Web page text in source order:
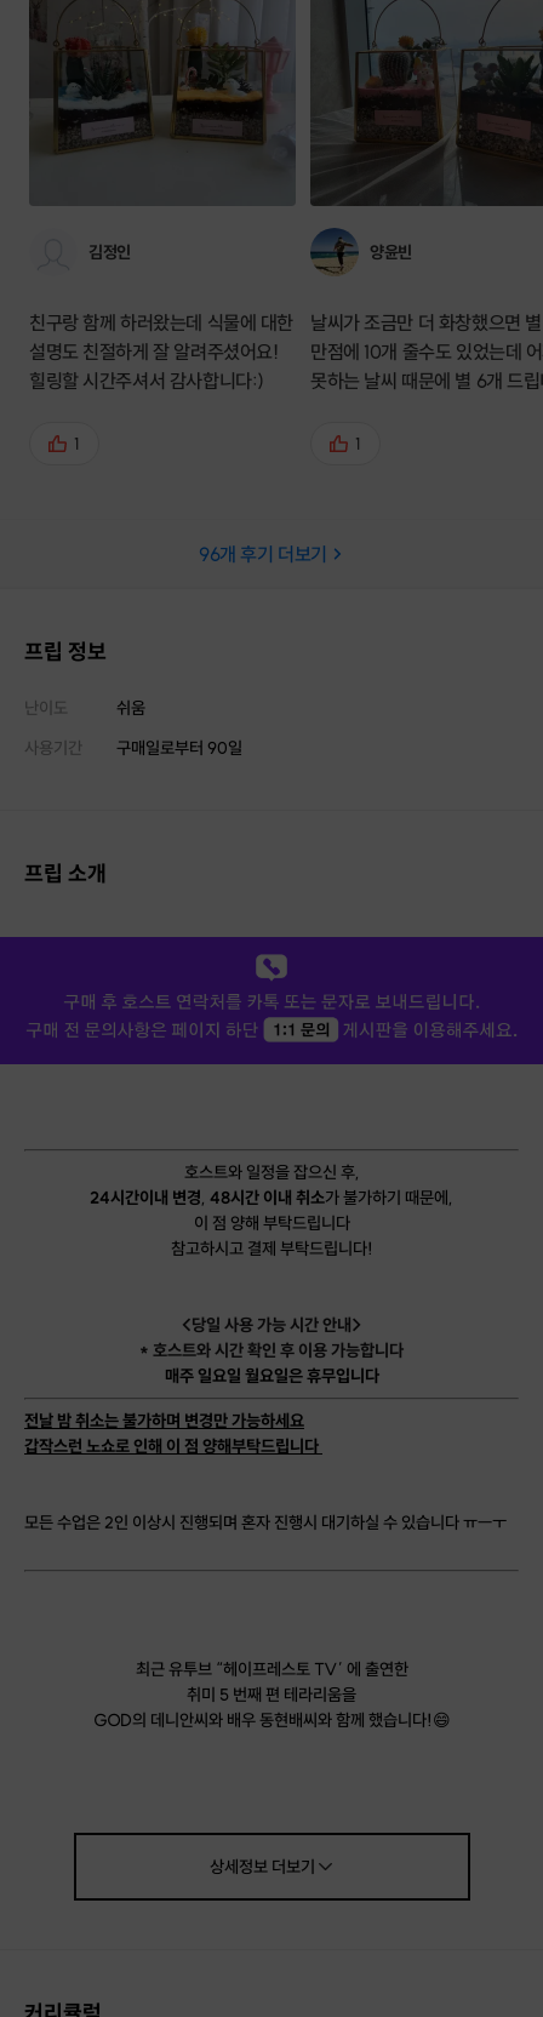
김정인
친구랑 함께 하러왔는데 식물에 대한
설명도 친절하게 잘 알려주셨어요!
힐링할 시간주셔서 감사합니다:)
1
양윤빈
날씨가 조금만 더 화창했으면
만점에 10개 줄수도 있었는데
못하는 날씨 때문에 별 6개 드
았고 사진도 예쁘게 찍어주시고
1
96개 후기 더보기
프립 정보
난이도
쉬움
사용기간
구매일로부터 90일
프립 소개
호스트와 일정을 잡으신 후,
24시간이내 변경, 48시간 이내 취소가 불가하기 때문에,
이 점 양해 부탁드립니다
참고하시고 결제 부탁드립니다!
<당일 사용 가능 시간 안내>
* 호스트와 시간 확인 후 이용 가능합니다
매주 일요일 월요일은 휴무입니다
전날 밤 취소는 불가하며 변경만 가능하세요
갑작스런 노쇼로 인해 이 점 양해부탁드립니다
모든 수업은 2인 이상시 진행되며 혼자 진행시 대기하실 수 있습니다 ㅠㅡㅜ
최근 유투브 “헤이프레스토 TV’ 에 출연한
취미 5 번째 편 테라리움을
GOD의 데니안씨와 배우 동현배씨와 함께 했습니다!😄
상세정보더보기